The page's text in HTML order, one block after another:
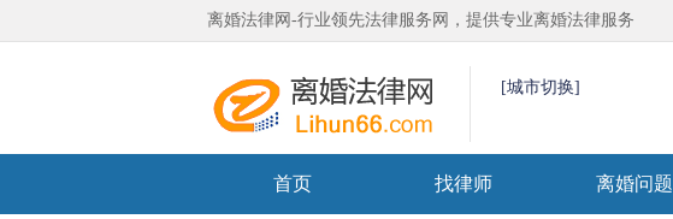
离婚法律网-行业领先法律服务网，提供专业离婚法律服务
[城市切换]
首页 找律师 离婚问题